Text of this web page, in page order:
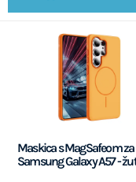
Maskica s MagSafeom za
Samsung Galaxy A57 -